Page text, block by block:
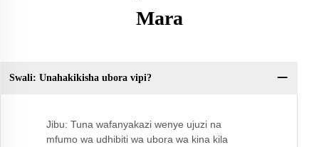
Mara
Swali: Unahakikisha ubora vipi?
Jibu: Tuna wafanyakazi wenye ujuzi na
mfumo wa udhibiti wa ubora wa kina kila